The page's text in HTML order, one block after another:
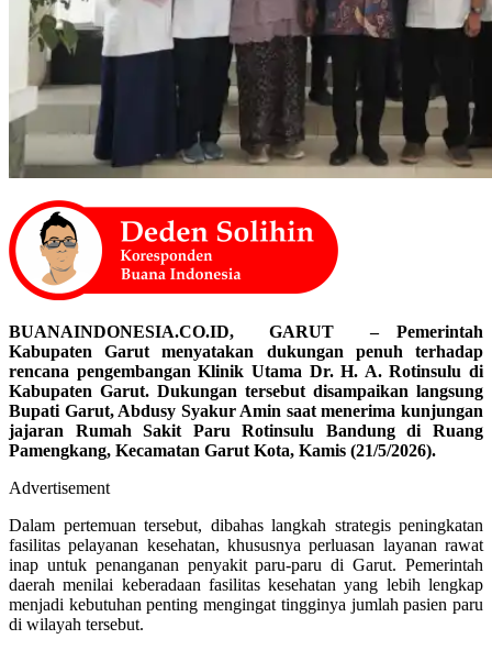
BUANAINDONESIA.CO.ID, GARUT – Pemerintah
Kabupaten Garut menyatakan dukungan penuh terhadap
rencana pengembangan Klinik Utama Dr. H. A. Rotinsulu di
Kabupaten Garut. Dukungan tersebut disampaikan langsung
Bupati Garut, Abdusy Syakur Amin saat menerima kunjungan
jajaran Rumah Sakit Paru Rotinsulu Bandung di Ruang
Pamengkang, Kecamatan Garut Kota, Kamis (21/5/2026).
Advertisement
Dalam pertemuan tersebut, dibahas langkah strategis peningkatan
fasilitas pelayanan kesehatan, khususnya perluasan layanan rawat
inap untuk penanganan penyakit paru-paru di Garut. Pemerintah
daerah menilai keberadaan fasilitas kesehatan yang lebih lengkap
menjadi kebutuhan penting mengingat tingginya jumlah pasien paru
di wilayah tersebut.